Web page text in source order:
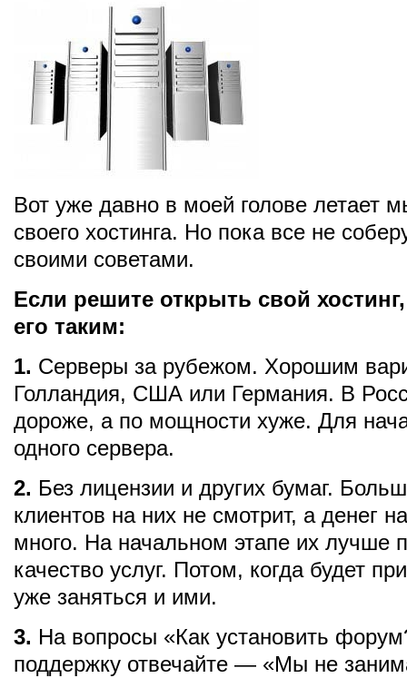
Вот уже давно в моей голове летает
своего хостинга. Но пока все не
своими советами.
Если решите открыть свой
его таким:
1. Серверы за рубежом. Хорошим
Голландия, США или Германия. В
дороже, а по мощности хуже. Для
одного сервера.
2. Без лицензии и других бумаг.
клиентов на них не смотрит, а денег
много. На начальном этапе их лучше
качество услуг. Потом, когда будет
уже заняться и ими.
3. На вопросы «Как установить
поддержку отвечайте — «Мы не